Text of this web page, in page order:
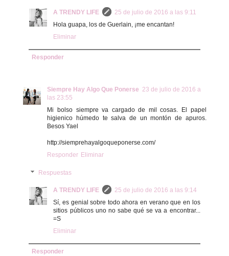
A TRENDY LIFE
25 de julio de 2016 a las 9:11
Hola guapa, los de Guerlain, ¡me encantan!
Eliminar
Responder
Siempre Hay Algo Que Ponerse 23 de julio de 2016 a
las 23:55
Mi bolso siempre va cargado de mil cosas. El papel
higienico húmedo te salva de un montón de apuros.
Besos Yael
http://siemprehayalgoqueponerse.com/
Responder Eliminar
Respuestas
A TRENDY LIFE
25 de julio de 2016 a las 9:14
Sí, es genial sobre todo ahora en verano que en los
sitios públicos uno no sabe qué se va a encontrar...
=S
Eliminar
Responder